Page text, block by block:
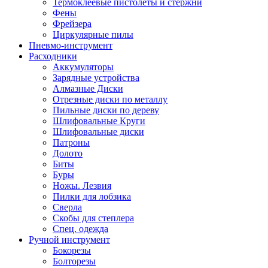
Термоклеевые пистолеты и стержни
Фены
Фрейзера
Циркулярные пилы
Пневмо-инструмент
Расходники
Аккумуляторы
Зарядные устройства
Алмазные Диски
Отрезные диски по металлу
Пильные диски по дереву
Шлифовальные Круги
Шлифовальные диски
Патроны
Долото
Биты
Буры
Ножы. Лезвия
Пилки для лобзика
Сверла
Скобы для степлера
Спец. одежда
Ручной инструмент
Бокорезы
Болторезы